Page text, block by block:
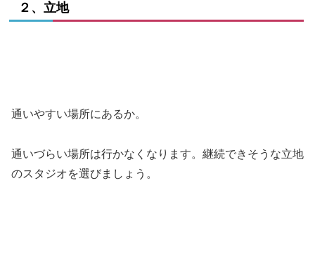
２、立地
通いやすい場所にあるか。
通いづらい場所は行かなくなります。継続できそうな立地
のスタジオを選びましょう。